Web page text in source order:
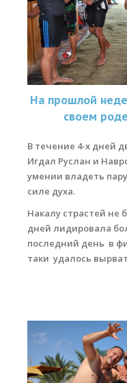
На прошлой
своем
В течение 4-х дней
Игдал Руслан и
умении владеть
силе духа.
Накалу страстей не
дней лидировала
последний день в
таки удалось